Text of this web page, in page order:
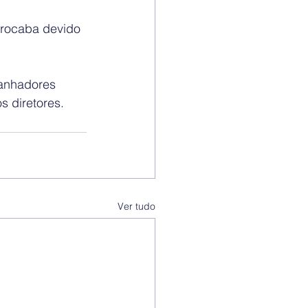
devido
diretores.
Ver tudo